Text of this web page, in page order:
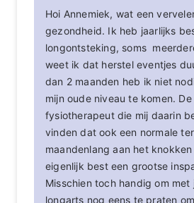
Hoi Annemiek, wat een
gezondheid. Ik heb jaarlijks
longontsteking, soms
weet ik dat herstel eventjes
dan 2 maanden heb ik niet
mijn oude niveau te komen.
fysiotherapeut die mij daarin
vinden dat ook een normale
maandenlang aan het
eigenlijk best een grootse
Misschien toch handig om met
longarts nog eens te praten